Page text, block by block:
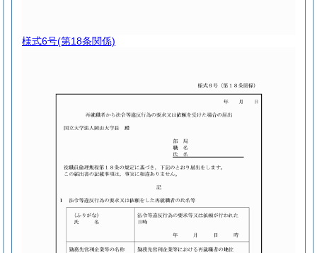
様式6号(第18条関係)